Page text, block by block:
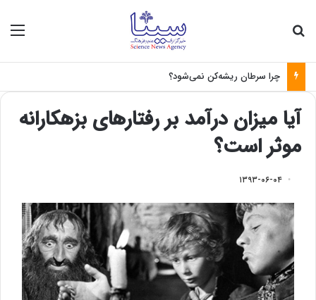
آیا میزان درآمد بر رفتارهای بزهکارانه
موثر است؟
۱۳۹۳-۰۶-۰۴